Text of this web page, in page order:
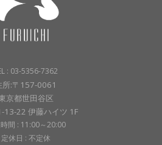
: 03-5356-7362
所:〒157-0061
京都世田谷区
13-22 伊藤ハイツ 1F
間 : 11:00～20:00
定休日 : 不定休